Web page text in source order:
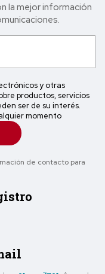
la mejor in formación
y otras
productos, servicios
ser de su interés.
momento
de contacto para